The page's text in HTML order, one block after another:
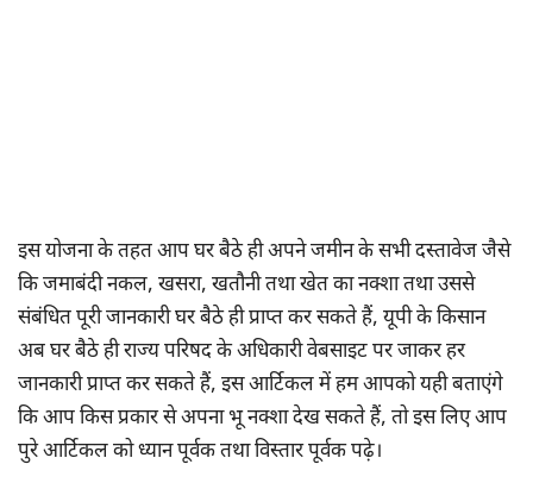
इस योजना के तहत आप घर बैठे ही अपने जमीन के सभी दस्तावेज जैसे
कि जमाबंदी नकल, खसरा, खतौनी तथा खेत का नक्शा तथा उससे
संबंधित पूरी जानकारी घर बैठे ही प्राप्त कर सकते हैं, यूपी के किसान
अब घर बैठे ही राज्य परिषद के अधिकारी वेबसाइट पर जाकर हर
जानकारी प्राप्त कर सकते हैं, इस आर्टिकल में हम आपको यही बताएंगे
कि आप किस प्रकार से अपना भू नक्शा देख सकते हैं, तो इस लिए आप
पुरे आर्टिकल को ध्यान पूर्वक तथा विस्तार पूर्वक पढ़े।